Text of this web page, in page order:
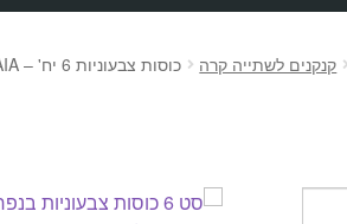
קנקנים לשתייה קרה כוסות צבעוניות 6 יח' – LAV Coral GAIA